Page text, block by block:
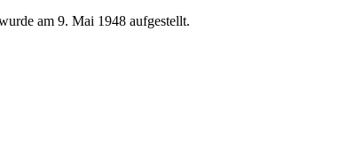
am 9. Mai 1948 aufgestellt.